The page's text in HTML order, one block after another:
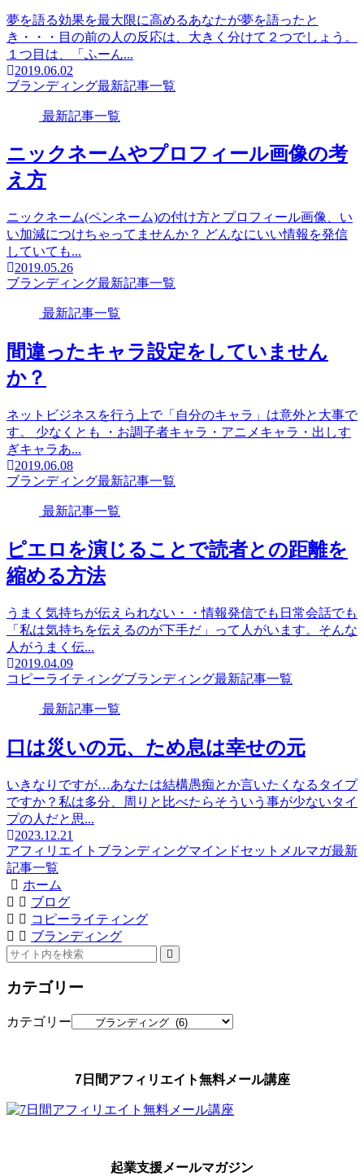
夢を語る効果を最大限に高めるあなたが夢を語ったと
き・・・目の前の人の反応は、大きく分けて２つでしょう。
１つ目は、「ふーん...
2019.06.02
ブランディング最新記事一覧
最新記事一覧
ニックネームやプロフィール画像の考
え方
ニックネーム(ペンネーム)の付け方とプロフィール画像、い
い加減につけちゃってませんか？ どんなにいい情報を発信
していても...
2019.05.26
ブランディング最新記事一覧
最新記事一覧
間違ったキャラ設定をしていません
か？
ネットビジネスを行う上で「自分のキャラ」は意外と大事で
す。 少なくとも ・お調子者キャラ・アニメキャラ・出しす
ぎキャラあ...
2019.06.08
ブランディング最新記事一覧
最新記事一覧
ピエロを演じることで読者との距離を
縮める方法
うまく気持ちが伝えられない・・情報発信でも日常会話でも
「私は気持ちを伝えるのが下手だ」って人がいます。そんな
人がうまく伝...
2019.04.09
コピーライティングブランディング最新記事一覧
最新記事一覧
口は災いの元、ため息は幸せの元
いきなりですが…あなたは結構愚痴とか言いたくなるタイプ
ですか？私は多分、周りと比べたらそういう事が少ないタイ
プの人だと思...
2023.12.21
アフィリエイト ブランディングマインドセット メルマガ最新
記事一覧
ホーム
ブログ
コピーライティング
ブランディング
カテゴリー
カテゴリー
7日間アフィリエイト無料メール講座
起業支援メールマガジン